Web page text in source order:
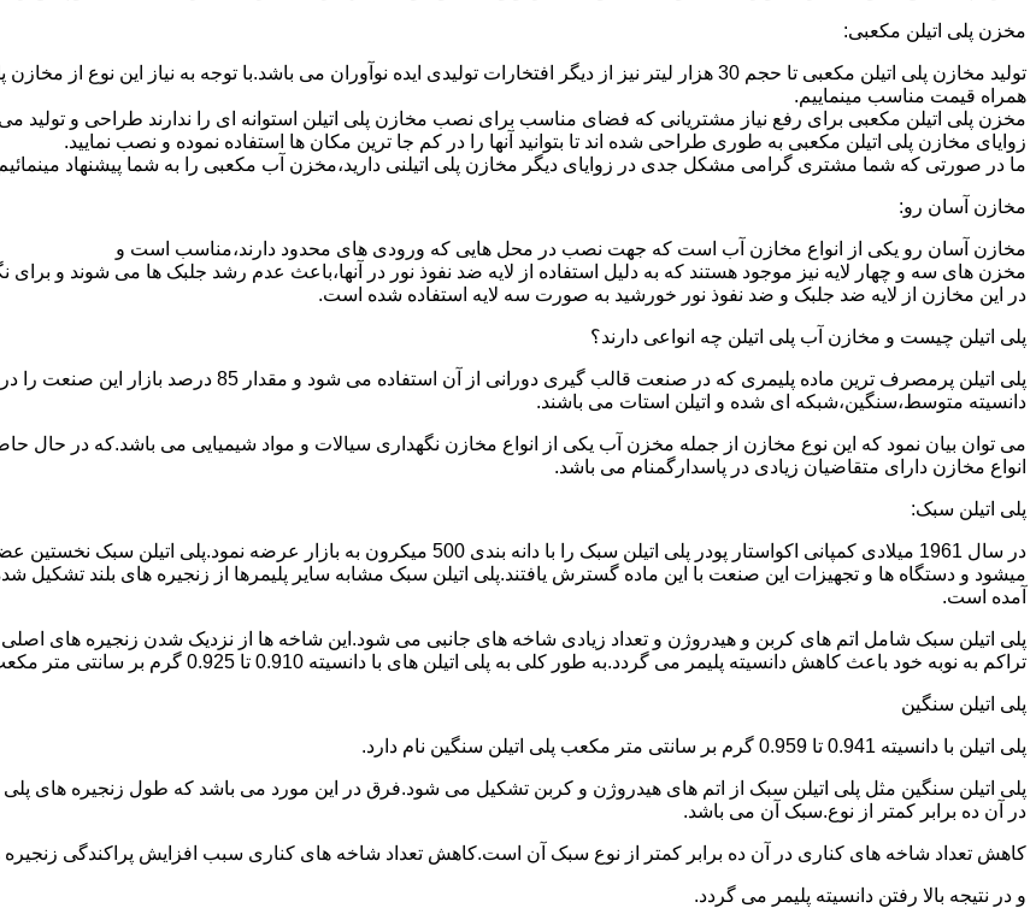
مخزن پلی اتیلن مکعبی:
تولید مخازن پلی اتیلن مکعبی تا حجم 30 هزار لیتر نیز از دیگر افتخارات تولیدی ایده نوآوران می باشد.با توجه به
همراه قیمت مناسب مینماییم.
مخزن پلی اتیلن مکعبی برای رفع نیاز مشتریانی که فضای مناسب برای نصب مخازن پلی اتیلن استوانه ای را ندارند طراحی و تولید
زوایای مخازن پلی اتیلن مکعبی به طوری طراحی شده اند تا بتوانید آنها را در کم جا ترین مکان ها استفاده نموده و نصب نمایید.
ما در صورتی که شما مشتری گرامی مشکل جدی در زوایای دیگر مخازن پلی اتیلنی دارید،مخزن آب مکعبی را به شما پیشنهاد
مخازن آسان رو:
مخازن آسان رو یکی از انواع مخازن آب است که جهت نصب در محل هایی که ورودی های محدود دارند،مناسب است و
مخزن های سه و چهار لایه نیز موجود هستند که به دلیل استفاده از لایه ضد نفوذ نور در آنها،باعث عدم رشد جلبک ها می شوند و
در این مخازن از لایه ضد جلبک و ضد نفوذ نور خورشید به صورت سه لایه استفاده شده است.
پلی اتیلن چیست و مخازن آب پلی اتیلن چه انواعی دارند؟
پلی اتیلن پرمصرف ترین ماده پلیمری که در صنعت
دانسیته متوسط،سنگین،شبکه ای شده و اتیلن استات می باشند.
می توان بیان نمود که این نوع مخازن از جمله مخزن آب یکی از انواع مخازن نگهداری سیالات و مواد شیمیایی می باشد.که در
انواع مخازن دارای متقاضیان زیادی در پاسدارگمنام می باشد.
پلی اتیلن سبک:
در سال 1961 میلادی کمپانی اکواستار پودر پلی اتیلن سبک را با دانه بندی 500 میکرون
میشود و دستگاه ها و تجهیزات این صنعت با این ماده گسترش یافتند.پلی اتیلن سبک مشابه سایر پلیمرها از زنجیره های بلند
آمده است.
پلی اتیلن سبک شامل اتم های کربن و هیدروژن و تعداد زیادی شاخه های جانبی می شود.این شاخه ها از نزدیک شدن زنجیره های اصلی
تراکم به نوبه خود باعث کاهش دانسیته پلیمر می گردد.به طور کلی به پلی اتیلن های با دانسیته 0.910 تا 0.925 گرم بر سانتی متر مکعب،پلی اتیلن سبک میتوان گفت.
پلی اتیلن سنگین
پلی اتیلن با دانسیته 0.941 تا 0.959 گرم بر سانتی متر مکعب پلی اتیلن سنگین نام دارد.
در آن ده برابر کمتر از نوع.سبک آن می باشد.
کاهش تعداد شاخه های کناری در آن ده برابر کمتر از نوع سبک آن است.کاهش تعداد شاخه های کناری سبب افزایش پراکندگی زنجیره
و در نتیجه بالا رفتن دانسیته پلیمر می گردد.